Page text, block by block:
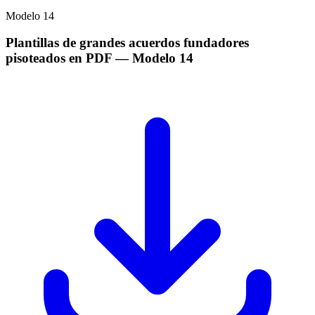
Modelo 14
Plantillas de grandes acuerdos fundadores
pisoteados en PDF— Modelo 14